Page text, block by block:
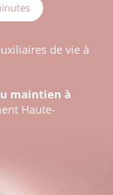
de vie à
maintien à
Haute-